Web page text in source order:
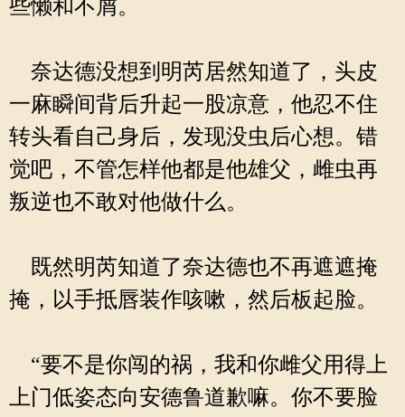
些懒和不屑。
奈达德没想到明芮居然知道了，头皮
一麻瞬间背后升起一股凉意，他忍不住
转头看自己身后，发现没虫后心想。错
觉吧，不管怎样他都是他雄父，雌虫再
叛逆也不敢对他做什么。
既然明芮知道了奈达德也不再遮遮掩
掩，以手抵唇装作咳嗽，然后板起脸。
“要不是你闯的祸，我和你雌父用得上
上门低姿态向安德鲁道歉嘛。你不要脸